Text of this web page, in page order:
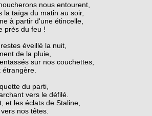
nous entourent,
la taïga du matin au soir,
à partir d'une étincelle,
près du feu !
éveillé la nuit,
de la pluie,
sur nos couchettes,
du parti,
vers le défilé.
et les éclats de Staline,
nos têtes.